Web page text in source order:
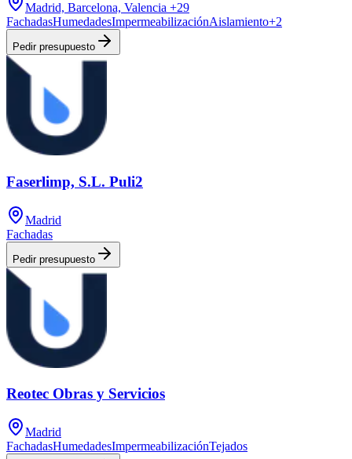
Madrid, Barcelona, Valencia +29
FachadasHumedadesImpermeabilizaciónAislamiento+2
Pedir presupuesto
Faserlimp, S.L. Puli2
Madrid
Fachadas
Pedir presupuesto
Reotec Obras y Servicios
Madrid
FachadasHumedadesImpermeabilizaciónTejados